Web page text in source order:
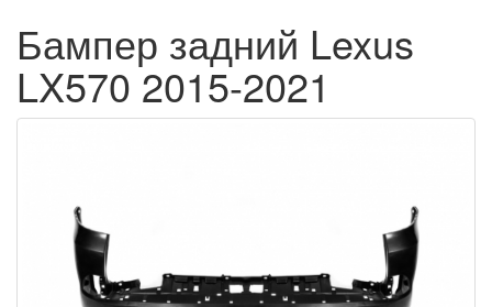
Бампер задний Lexus
LX570 2015-2021